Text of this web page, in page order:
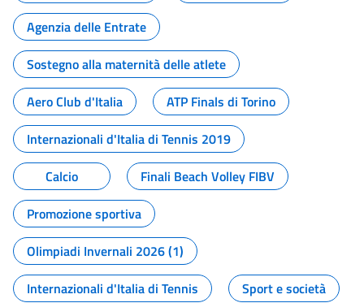
Agenzia delle Entrate
Sostegno alla maternità delle atlete
Aero Club d'Italia
ATP Finals di Torino
Internazionali d'Italia di Tennis 2019
Calcio
Finali Beach Volley FIBV
Promozione sportiva
Olimpiadi Invernali 2026 (1)
Internazionali d'Italia di Tennis
Sport e società